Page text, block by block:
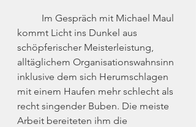
kommt Licht ins Dunkel aus
schöpferischer Meisterleistung,
alltäglichem Organisationswahnsinn
inklusive dem sich Herumschlagen
mit einem Haufen mehr schlecht als
recht singender Buben. Die meiste
Arbeit bereiteten ihm die